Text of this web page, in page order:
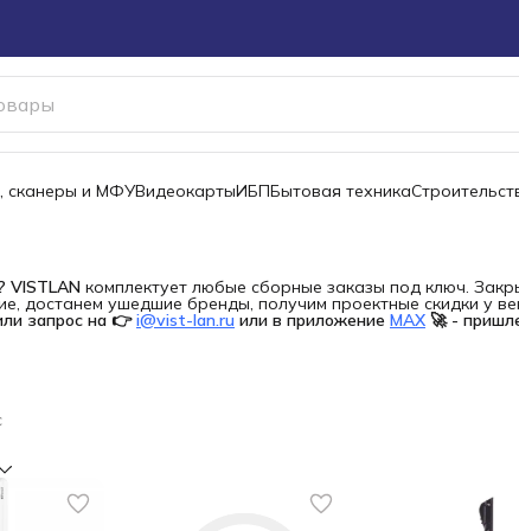
сканеры и МФУВидеокартыИБПБытовая техника
VISTLAN комплектует любые сборные заказы под ключ.
достанем ушедшие бренды, получим проектные скидки у
запрос на 👉 i@vist-lan.ru или в приложение MAX 🚀 -